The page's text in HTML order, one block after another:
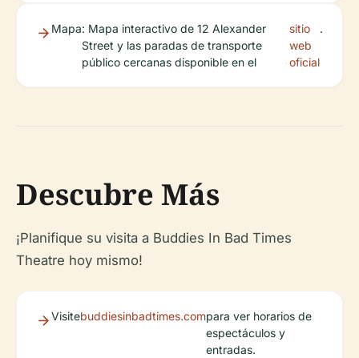
Mapa: Mapa interactivo de 12 Alexander
Street y las paradas de transporte
público cercanas disponible en el
sitio
web
oficial
.
Descubre Más
¡Planifique su visita a Buddies In Bad Times
Theatre hoy mismo!
Visitebuddiesinbadtimes.compara ver horarios de
espectáculos y
entradas.